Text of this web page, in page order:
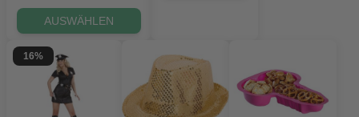
AUSWÄHLEN
16%